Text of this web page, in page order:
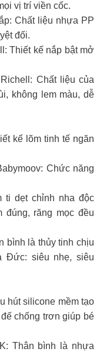
vị trí viền cốc.
Chất liệu nhựa PP
đối.
Thiết kế nắp bật mở
Chất liệu của
không lem màu, dễ
kế lõm tinh tế ngăn
Chức năng
ti dẹt chỉnh nha độc
đúng, răng mọc đều
bình là thủy tinh chịu
Đức: siêu nhẹ, siêu
hút silicone mềm tạo
chống trơn giúp bé
Thân bình là nhựa